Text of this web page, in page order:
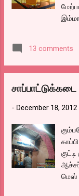
13 comments
சாப்பாட்டுக்கடை
- December 18, 2012
மெஸ்